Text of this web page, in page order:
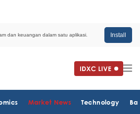
dan keuangan dalam satu aplikasi. Install
Market News Technology